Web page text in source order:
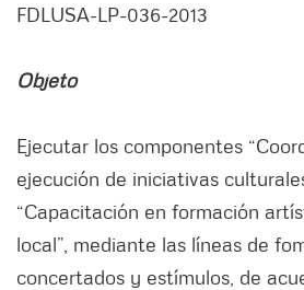
FDLUSA-LP-036-2013
Objeto
Ejecutar los componentes
ejecución de iniciativas
“Capacitación en formación
local”, mediante las líneas de
concertados y estímulos, de